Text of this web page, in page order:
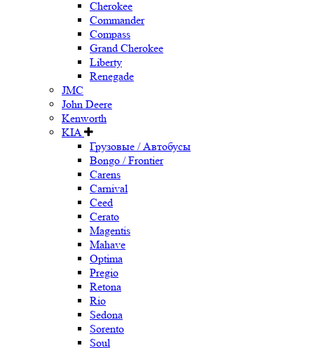
Cherokee
Commander
Compass
Grand Cherokee
Liberty
Renegade
JMC
John Deere
Kenworth
KIA
Грузовые / Автобусы
Bongo / Frontier
Carens
Carnival
Ceed
Cerato
Magentis
Mahave
Optima
Pregio
Retona
Rio
Sedona
Sorento
Soul